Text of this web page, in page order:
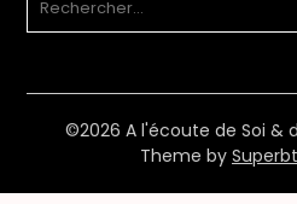
©2026 A l'écoute de Soi &
Theme by